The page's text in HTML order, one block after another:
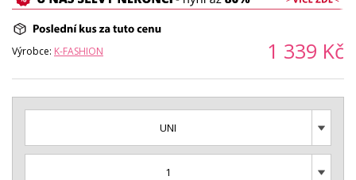
Výrobce: K-FASHION 1 339 Kč
UNI
1